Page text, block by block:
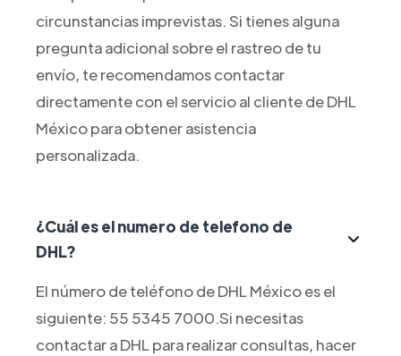
circunstancias imprevistas. Si tienes alguna
pregunta adicional sobre el rastreo de tu
envío, te recomendamos contactar
directamente con el servicio al cliente de DHL
México para obtener asistencia
personalizada.
¿Cuál es el numero de telefono de
DHL?
El número de teléfono de DHL México es el
siguiente: 55 5345 7000.Si necesitas
contactar a DHL para realizar consultas, hacer